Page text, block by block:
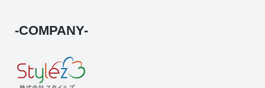
-COMPANY-